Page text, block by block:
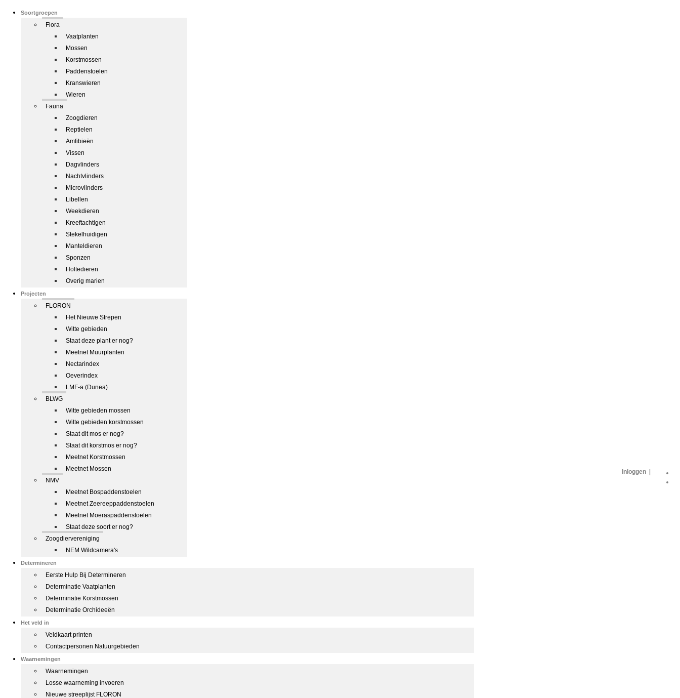
Soortgroepen
Flora
Vaatplanten
Mossen
Korstmossen
Paddenstoelen
Kranswieren
Wieren
Fauna
Zoogdieren
Reptielen
Amfibieën
Vissen
Dagvlinders
Nachtvlinders
Microvlinders
Libellen
Weekdieren
Kreeftachtigen
Stekelhuidigen
Manteldieren
Sponzen
Holtedieren
Overig marien
Projecten
FLORON
Het Nieuwe Strepen
Witte gebieden
Staat deze plant er nog?
Meetnet Muurplanten
Nectarindex
Oeverindex
LMF-a (Dunea)
BLWG
Witte gebieden mossen
Witte gebieden korstmossen
Staat dit mos er nog?
Staat dit korstmos er nog?
Meetnet Korstmossen
Meetnet Mossen
NMV
Meetnet Bospaddenstoelen
Meetnet Zeereeppaddenstoelen
Meetnet Moeraspaddenstoelen
Staat deze soort er nog?
Zoogdiervereniging
NEM Wildcamera's
Determineren
Eerste Hulp Bij Determineren
Determinatie Vaatplanten
Determinatie Korstmossen
Determinatie Orchideeën
Het veld in
Veldkaart printen
Contactpersonen Natuurgebieden
Waarnemingen
Waarnemingen
Losse waarneming invoeren
Nieuwe streeplijst FLORON
Inloggen